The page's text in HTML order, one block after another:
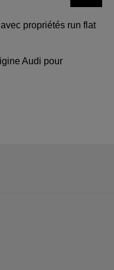
propriétés run flat
Audi pour